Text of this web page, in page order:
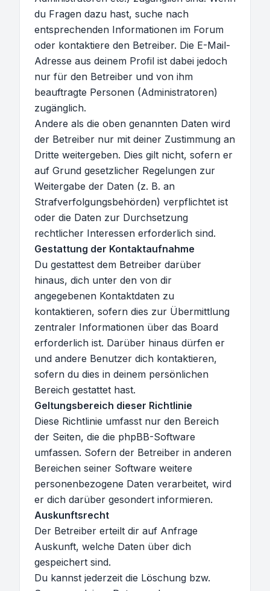
du Fragen dazu hast, suche nach
entsprechenden Informationen im Forum
oder kontaktiere den Betreiber. Die E-Mail-
Adresse aus deinem Profil ist dabei jedoch
nur für den Betreiber und von ihm
beauftragte Personen (Administratoren)
zugänglich.
Andere als die oben genannten Daten wird
der Betreiber nur mit deiner Zustimmung an
Dritte weitergeben. Dies gilt nicht, sofern er
auf Grund gesetzlicher Regelungen zur
Weitergabe der Daten (z. B. an
Strafverfolgungsbehörden) verpflichtet ist
oder die Daten zur Durchsetzung
rechtlicher Interessen erforderlich sind.
Gestattung der Kontaktaufnahme
Du gestattest dem Betreiber darüber
hinaus, dich unter den von dir
angegebenen Kontaktdaten zu
kontaktieren, sofern dies zur Übermittlung
zentraler Informationen über das Board
erforderlich ist. Darüber hinaus dürfen er
und andere Benutzer dich kontaktieren,
sofern du dies in deinem persönlichen
Bereich gestattet hast.
Geltungsbereich dieser Richtlinie
Diese Richtlinie umfasst nur den Bereich
der Seiten, die die phpBB-Software
umfassen. Sofern der Betreiber in anderen
Bereichen seiner Software weitere
personenbezogene Daten verarbeitet, wird
er dich darüber gesondert informieren.
Auskunftsrecht
Der Betreiber erteilt dir auf Anfrage
Auskunft, welche Daten über dich
gespeichert sind.
Du kannst jederzeit die Löschung bzw.